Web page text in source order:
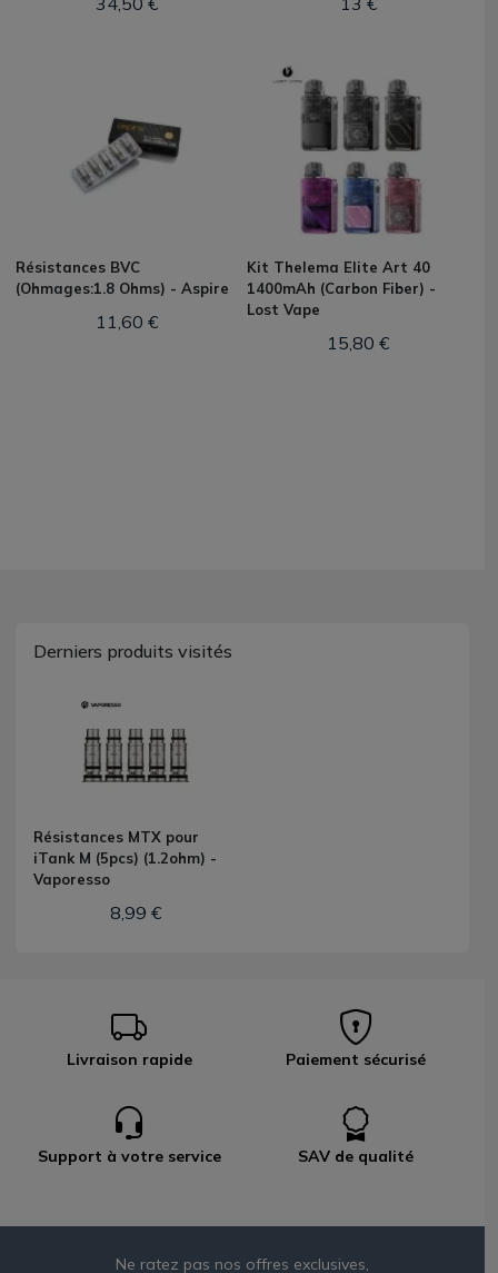
Résistances BVC
(Ohmages:1.8 Ohms) - Aspire
11,60 €
Kit Thelema Elite Art 40
1400mAh (Carbon Fiber) -
Lost Vape
15,80 €
Derniers produits visités
Résistances MTX pour
iTank M (5pcs) (1.2ohm) -
Vaporesso
8,99 €
Livraison rapide Paiement sécurisé
Support à votre service SAV de qualité
Ne ratez pas nos offres exclusives,